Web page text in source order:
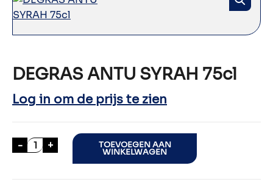
DEGRAS ANTU SYRAH 75cl
Log in om de prijs te zien
- DEGRAS ANTU SYRAH 75cl aantal
+ TOEVOEGEN AAN
WINKELWAGEN